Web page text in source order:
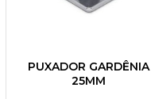
PUXADOR GARDÊNIA
25MM